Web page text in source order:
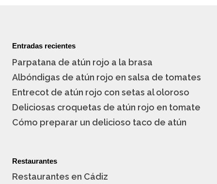
Entradas recientes
Parpatana de atún rojo a la brasa
Albóndigas de atún rojo en salsa de tomates
Entrecot de atún rojo con setas al oloroso
Deliciosas croquetas de atún rojo en tomate
Cómo preparar un delicioso taco de atún
Restaurantes
Restaurantes en Cádiz